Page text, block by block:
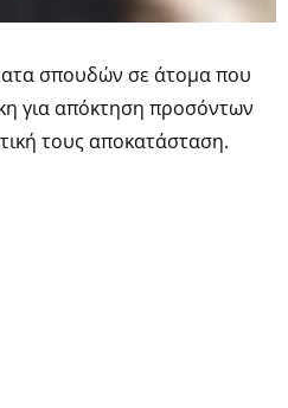
σπουδών σε άτομα που
για απόκτηση προσόντων
τους αποκατάσταση.